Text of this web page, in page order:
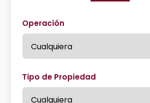
Operación
Tipo de Propiedad